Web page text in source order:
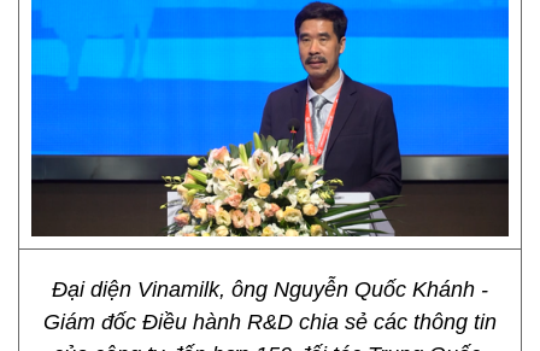
Đại diện Vinamilk, ông Nguyễn Quốc Khánh -
Giám đốc Điều hành R&D chia sẻ các thông tin